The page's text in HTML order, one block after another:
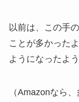
以前は、この手
ことが多かった
ようになったよう
（Amazonなら